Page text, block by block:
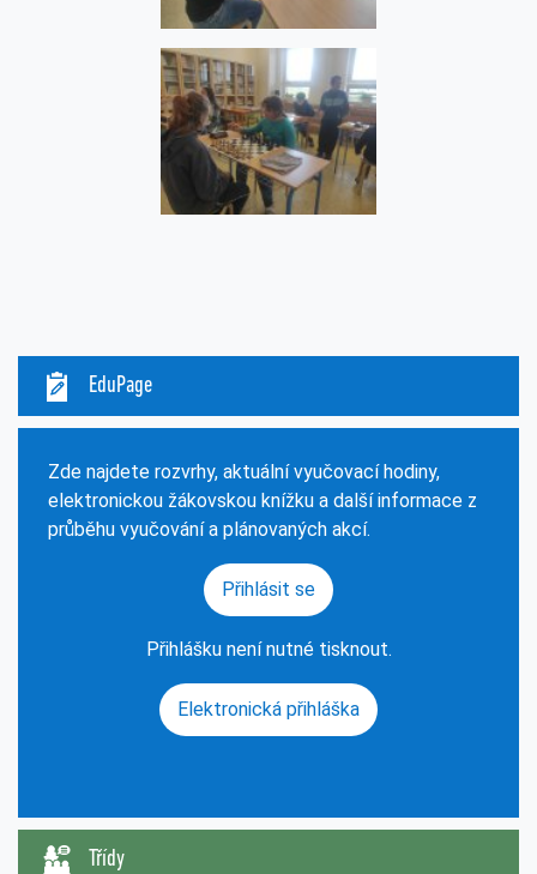
EduPage
Zde najdete rozvrhy, aktuální vyučovací hodiny,
elektronickou žákovskou knížku a další informace z
průběhu vyučování a plánovaných akcí.
Přihlásit se
Přihlášku není nutné tisknout.
Elektronická přihláška
Třídy